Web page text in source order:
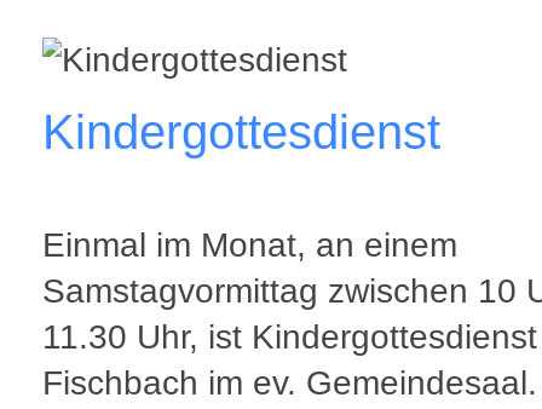
Kindergottesdienst
Einmal im Monat, an einem
Samstagvormittag zwischen 10
11.30 Uhr, ist
Fischbach im ev.